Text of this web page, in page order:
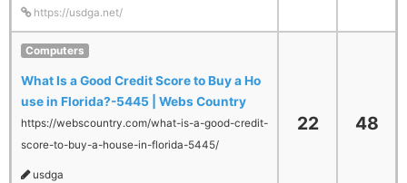
https://usdga.net/
Computers
What Is a Good Credit Score to Buy a Ho
use in Florida?-5445 | Webs Country
https://webscountry.com/what-is-a-good-credit-
score-to-buy-a-house-in-florida-5445/
usdga
22 48